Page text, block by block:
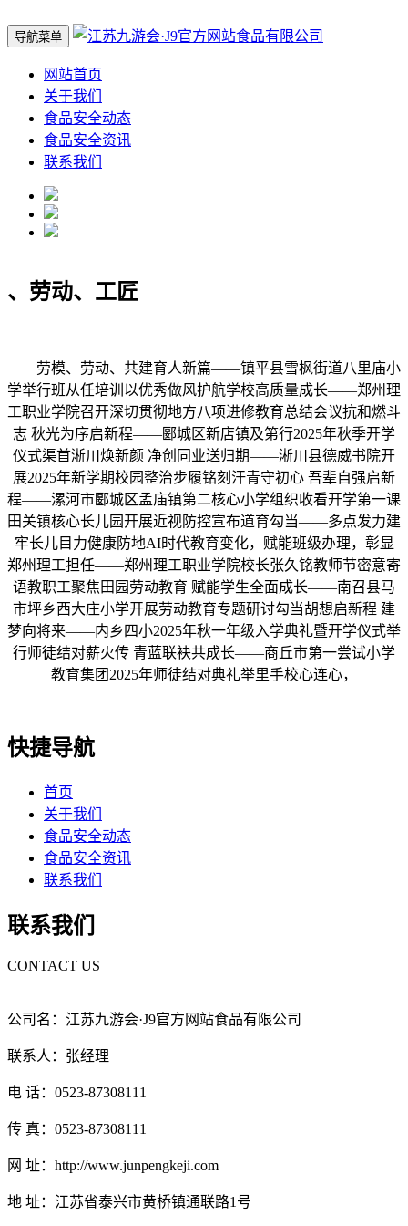
导航菜单
网站首页
关于我们
食品安全动态
食品安全资讯
联系我们
、劳动、工匠
劳模、劳动、共建育人新篇——镇平县雪枫街道八里庙小
学举行班从任培训以优秀做风护航学校高质量成长——郑州理
工职业学院召开深切贯彻地方八项进修教育总结会议抗和燃斗
志 秋光为序启新程——郾城区新店镇及第行2025年秋季开学
仪式渠首淅川焕新颜 净创同业送归期——淅川县德威书院开
展2025年新学期校园整治步履铭刻汗青守初心 吾辈自强启新
程——漯河市郾城区孟庙镇第二核心小学组织收看开学第一课
田关镇核心长儿园开展近视防控宣布道育勾当——多点发力建
牢长儿目力健康防地AI时代教育变化，赋能班级办理，彰显
郑州理工担任——郑州理工职业学院校长张久铭教师节密意寄
语教职工聚焦田园劳动教育 赋能学生全面成长——南召县马
市坪乡西大庄小学开展劳动教育专题研讨勾当胡想启新程 建
梦向将来——内乡四小2025年秋一年级入学典礼暨开学仪式举
行师徒结对薪火传 青蓝联袂共成长——商丘市第一尝试小学
教育集团2025年师徒结对典礼举里手校心连心，
快捷导航
首页
关于我们
食品安全动态
食品安全资讯
联系我们
联系我们
CONTACT US
公司名：江苏九游会·J9官方网站食品有限公司
联系人：张经理
电 话：0523-87308111
传 真：0523-87308111
网 址：http://www.junpengkeji.com
地 址：江苏省泰兴市黄桥镇通联路1号